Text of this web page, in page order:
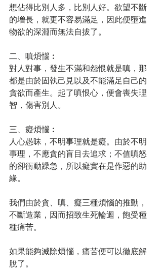
想佔得比別人多，比別人好。欲望不斷
的增長，就更不容易滿足，因此便墮進
物欲的深淵而無法自拔了。
二、嗔煩惱︰
對人對事，發生不滿和怨恨就是嗔，那
都是由於固執己見以及不能滿足自己的
貪欲而產生。起了嗔恨心，便會喪失理
智，傷害別人。
三、癡煩惱︰
人心愚昧，不明事理就是癡。由於不明
事理，不應貪的盲目去追求；不值嗔怒
的卻衝動躁急，所以癡實在是作惡的助
緣。
我們由於貪、嗔、癡三種煩惱的推動，
不斷造業，因而招致生死輪迴，飽受種
種痛苦。
如果能夠滅除煩惱，痛苦便可以徹底解
脫了。